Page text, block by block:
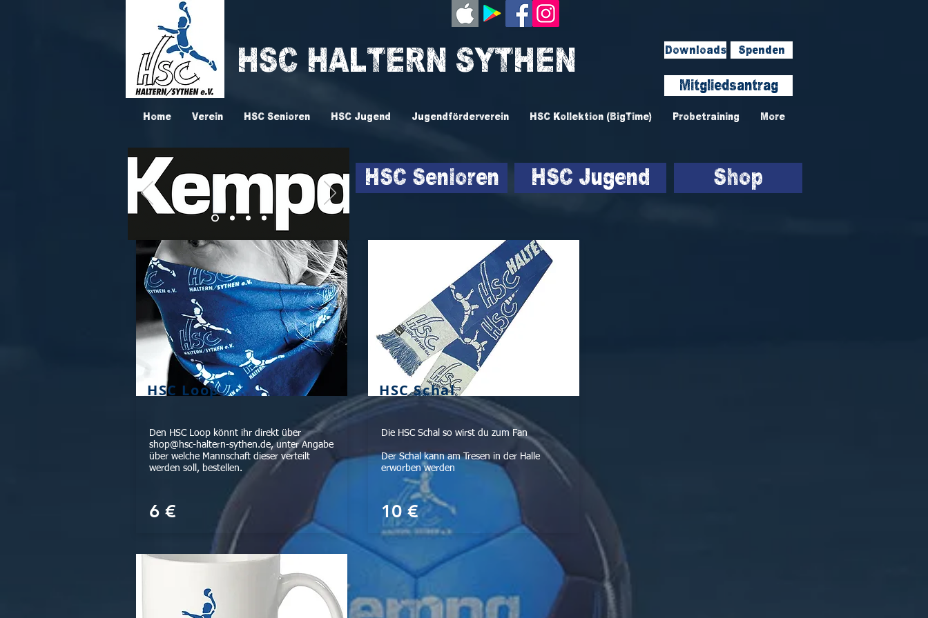
Home Verein HSC Senioren HSC Jugend Jugendförderverein HSC Kollektion (BigTime) Probetraining More
Spenden
Downloads
HSC HALTERN SYTHEN
Mitgliedsantrag
HSC Senioren HSC Jugend Shop
HSC Loop
Den HSC Loop könnt ihr direkt über
shop@hsc-haltern-sythen.de, unter Angabe
über welche Mannschaft dieser verteilt
werden soll, bestellen.
6 €
HSC Schal
Die HSC Schal so wirst du zum Fan
Der Schal kann am Tresen in der Halle
erworben werden
10 €